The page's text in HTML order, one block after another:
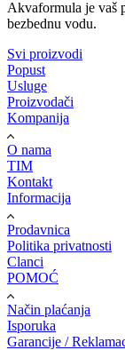
Akvaformula je vaš
bezbednu vodu.
Svi proizvodi
Popust
Usluge
Proizvodači
Kompanija
O nama
TIM
Kontakt
Informacija
Prodavnica
Politika privatnosti
Clanci
POMOĆ
Način plaćanja
Isporuka
Garancije /